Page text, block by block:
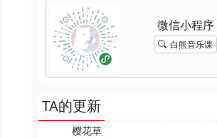
白熊音乐课
TA的更新
樱花草